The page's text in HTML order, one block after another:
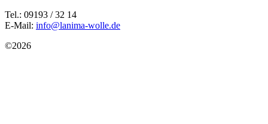
Tel.: 09193 / 32 14
E-Mail: info@lanima-wolle.de
©2026